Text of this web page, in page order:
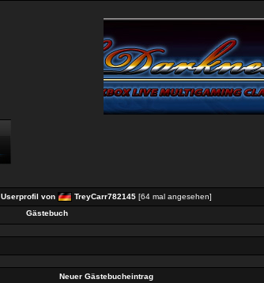
Userprofil von TreyCarr782145[64 mal angesehen]
Gästebuch
Neuer Gästebucheintrag